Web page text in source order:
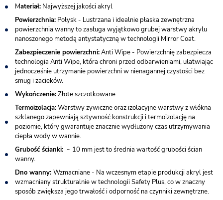
Materiał: Najwyższej jakości akryl
Powierzchnia: Połysk - Lustrzana i idealnie płaska zewnętrzna
powierzchnia wanny to zasługa wyjątkowo grubej warstwy akrylu
nanoszonego metodą antystatyczną w technologii Mirror Coat.
Zabezpieczenie powierzchni:Anti Wipe - Powierzchnię zabezpiecza
technologia Anti Wipe, która chroni przed odbarwieniami, ułatwiając
jednocześnie utrzymanie powierzchni w nienagannej czystości bez
smug i zacieków.
Wykończenie:Złote szczotkowane
Termoizolacja:Warstwy żywiczne oraz izolacyjne warstwy z włókna
szklanego zapewniają sztywność konstrukcji i termoizolację na
poziomie, który gwarantuje znacznie wydłużony czas utrzymywania
ciepła wody w wannie.
Grubość ścianki: ~ 10 mm jest to średnia wartość grubości ścian
wanny.
Dno wanny: Wzmacniane - Na wczesnym etapie produkcji akryl jest
wzmacniany strukturalnie w technologii Safety Plus, co w znaczny
sposób zwiększa jego trwałość i odporność na czynniki zewnętrzne.